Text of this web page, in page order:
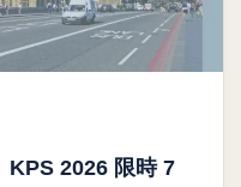
KPS 2026 限時 7